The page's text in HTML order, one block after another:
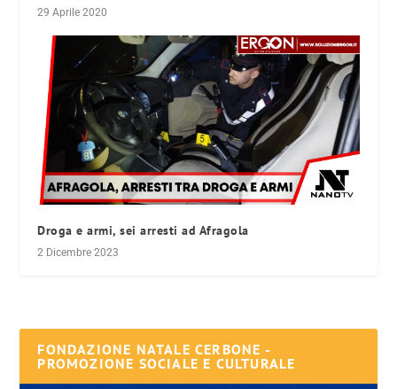
29 Aprile 2020
Droga e armi, sei arresti ad Afragola
2 Dicembre 2023
FONDAZIONE NATALE CERBONE -
PROMOZIONE SOCIALE E CULTURALE